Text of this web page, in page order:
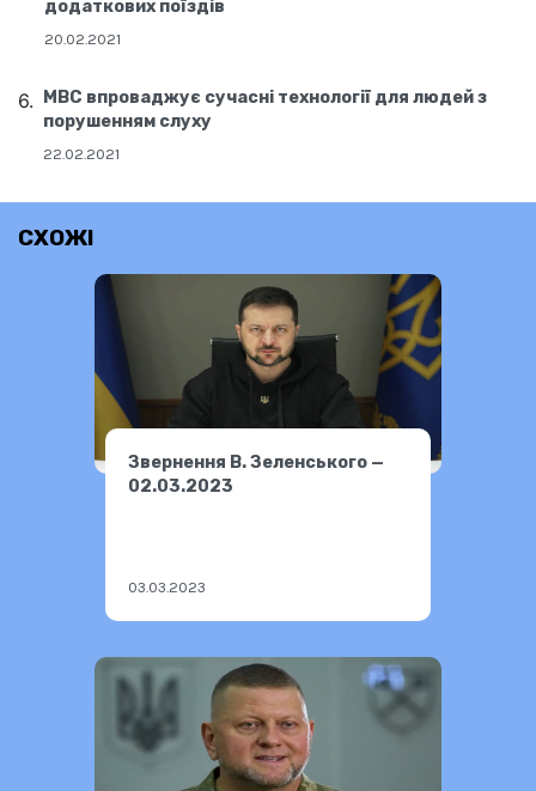
додаткових поїздів
20.02.2021
МВС впроваджує сучасні технології для людей з
порушенням слуху
22.02.2021
СХОЖІ
Звернення В. Зеленського —
02.03.2023
03.03.2023